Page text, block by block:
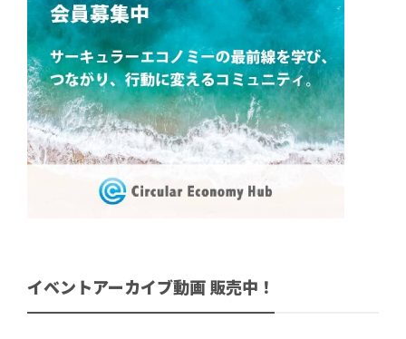
イベントアーカイブ動画 販売中！